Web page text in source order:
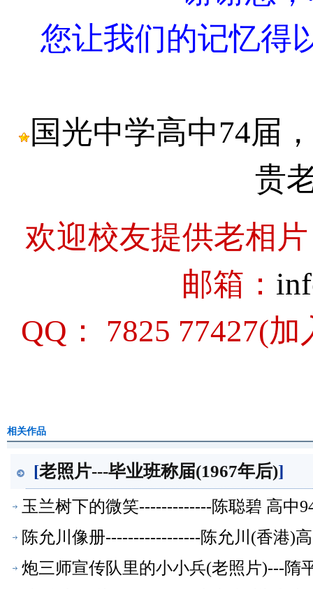
您让我们的记忆得
国光中学高中74届
贵
欢迎校友提供老相
邮箱：
QQ： 7825 77427(
相关作品
[老照片---毕业班称届(1967年后)]
玉兰树下的微笑-------------陈聪碧 高中
陈允川像册-----------------陈允川(香港)
炮三师宣传队里的小小兵(老照片)---隋